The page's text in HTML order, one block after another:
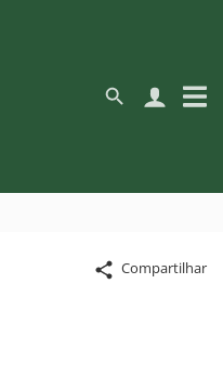
Compartilhar